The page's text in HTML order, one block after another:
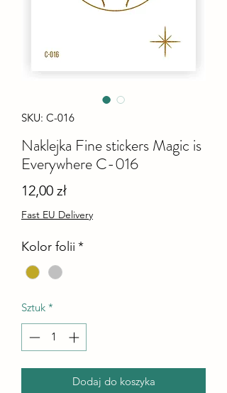
SKU: C-016
Naklejka Fine stiсkers Magic is
Everywhere C-016
12,00 złCena
Fast EU Delivery
Kolor folii *
Sztuk *
Dodaj do koszyka